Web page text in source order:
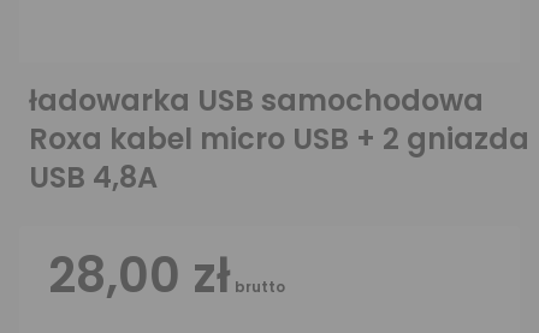
ładowarka USB samochodowa
Roxa kabel micro USB + 2 gniazda
USB 4,8A
28,00 zł brutto